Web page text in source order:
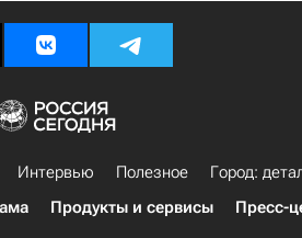
Интервью Полезное
Город:
Продукты и сервисы Пресс-